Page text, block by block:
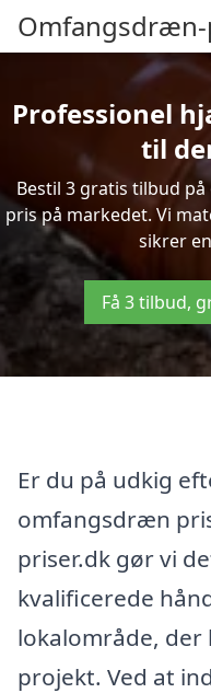
Professionel
til
Bestil 3 gratis tilbud
pris på markedet. Vi
sikrer
Få 3 tilbud,
Er du på udkig
omfangsdræn
priser.dk gør vi
kvalificerede
lokalområde,
projekt. Ved at